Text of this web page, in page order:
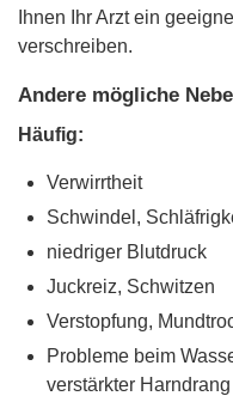
Ihnen Ihr Arzt ein
verschreiben.
Andere mögliche
Häufig:
Verwirrtheit
Schwindel,
niedriger Blutdruck
Juckreiz, Schwitzen
Verstopfung,
Probleme beim
verstärkter Harndrang